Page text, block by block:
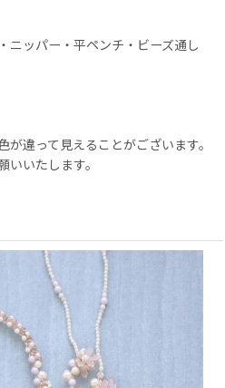
ニッパー・平ペンチ・ビーズ通し
が違って見えることがございます。
いたします。